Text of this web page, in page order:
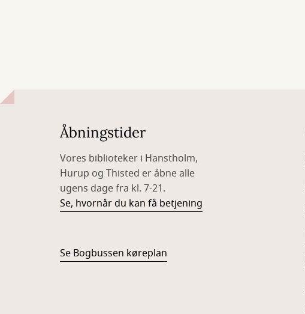
Åbningstider
Vores biblioteker i Hanstholm,
Hurup og Thisted er åbne alle
ugens dage fra kl. 7-21.
Se, hvornår du kan få betjening
Se Bogbussen køreplan